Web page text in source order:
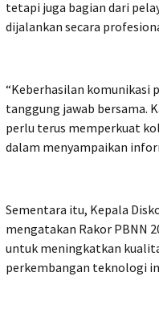
tetapi juga bagian dari
dijalankan secara
“Keberhasilan komunikasi
tanggung jawab bersama.
perlu terus memperkuat
dalam menyampaikan
Sementara itu, Kepala
mengatakan Rakor PBNN
untuk meningkatkan
perkembangan teknologi